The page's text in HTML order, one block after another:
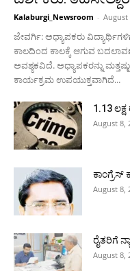
Kalaburgi_Newsroom - August
ಜೇವರ್ಗಿ: ಅಧ್ಯಾಪಕರು
ಕಾಲದಿಂದ ಕಾಲಕ್ಕೆ ಆಗುವ
ಅವಶ್ಯಕವಿದೆ. ಅಧ್ಯಾಪಕರನ್ನು
ಕಾರ್ಯಕ್ರಮ ಉಪಯುಕ್ತವಾಗಿದೆ...
1.13
August 8,
August 8,
ರೈತರಿಗೆ
August 8,